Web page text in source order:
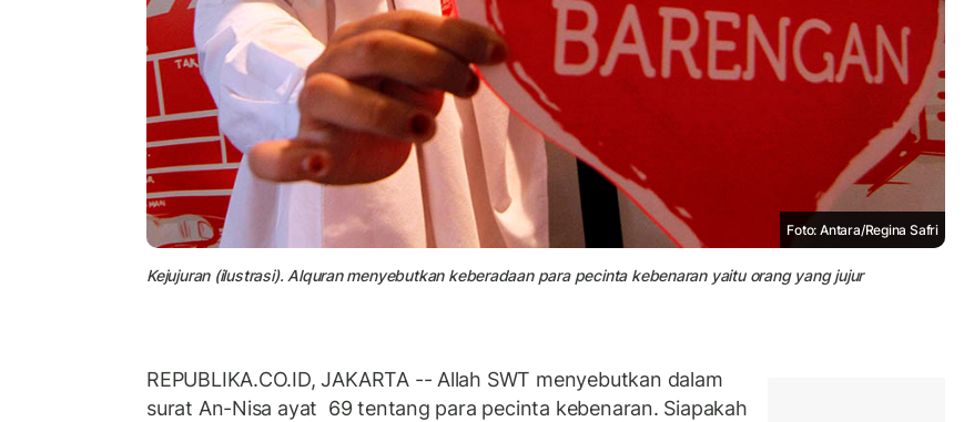
Foto: Antara/Regina Safri
Kejujuran (ilustrasi). Alquran menyebutkan keberadaan para pecinta kebenaran yaitu orang yang jujur
REPUBLIKA.CO.ID, JAKARTA -- Allah SWT menyebutkan dalam
surat An-Nisa ayat 69 tentang para pecinta kebenaran. Siapakah